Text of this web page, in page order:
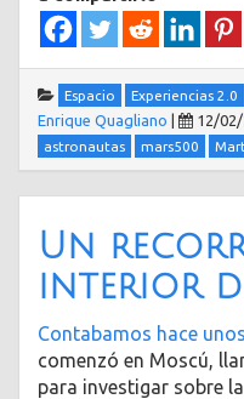
Espacio Experiencias 2.0
Enrique Quagliano | 12/02/
astronautas mars500
Un
interior
Contabamos hace
comenzó en Moscú,
para investigar sobre